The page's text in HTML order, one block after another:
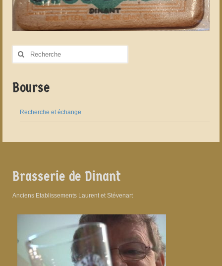
Rechercher
Bourse
Recherche et échange
Brasserie de Dinant
Anciens Etablissements Laurent et Stévenart